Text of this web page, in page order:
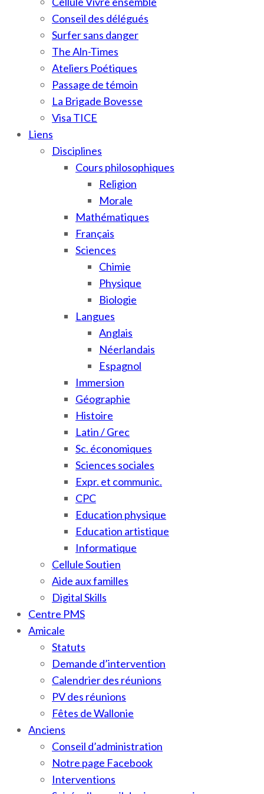
Conseil des délégués
Surfer sans danger
The Aln-Times
Ateliers Poétiques
Passage de témoin
La Brigade Bovesse
Visa TICE
Liens
Disciplines
Cours philosophiques
Religion
Morale
Mathématiques
Français
Sciences
Chimie
Physique
Biologie
Langues
Anglais
Néerlandais
Espagnol
Immersion
Géographie
Histoire
Latin / Grec
Sc. économiques
Sciences sociales
Expr. et communic.
CPC
Education physique
Education artistique
Informatique
Cellule Soutien
Aide aux familles
Digital Skills
Centre PMS
Amicale
Statuts
Demande d’intervention
Calendrier des réunions
PV des réunions
Fêtes de Wallonie
Anciens
Conseil d’administration
Notre page Facebook
Interventions